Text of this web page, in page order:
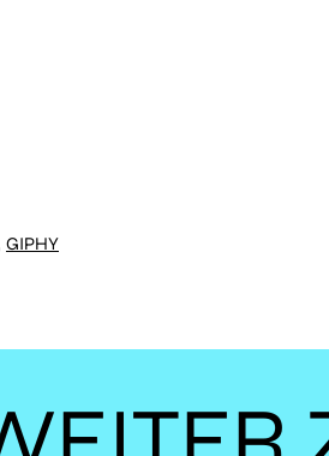
GIPHY